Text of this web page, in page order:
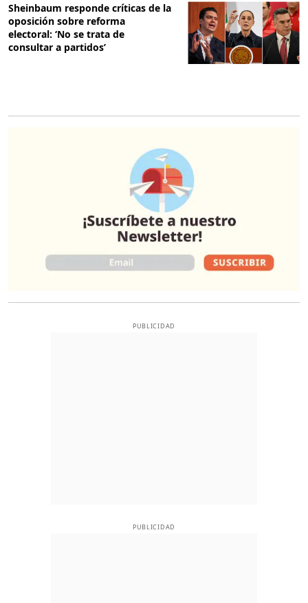
Sheinbaum responde críticas de la
oposición sobre reforma
electoral: ‘No se trata de
consultar a partidos’
PUBLICIDAD
PUBLICIDAD